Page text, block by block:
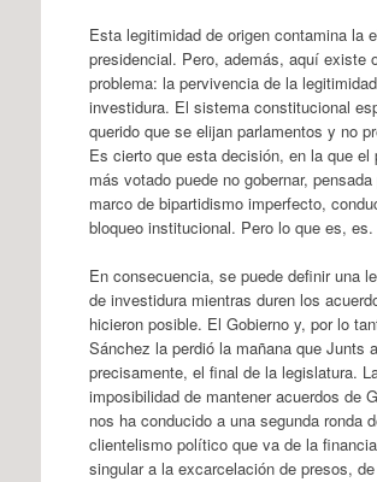
Esta legitimidad de origen contamina la
presidencial. Pero, además, aquí existe
problema: la pervivencia de la
investidura. El sistema constitucional
querido que se elijan parlamentos y no
Es cierto que esta decisión, en la que el
más votado puede no gobernar, pensada
marco de bipartidismo imperfecto,
bloqueo institucional. Pero lo que es, es.
En consecuencia, se puede definir una
de investidura mientras duren los
hicieron posible. El Gobierno y, por lo
Sánchez la perdió la mañana que Junts
precisamente, el final de la legislatura.
imposibilidad de mantener acuerdos de
nos ha conducido a una segunda ronda
clientelismo político que va de la
singular a la excarcelación de presos,